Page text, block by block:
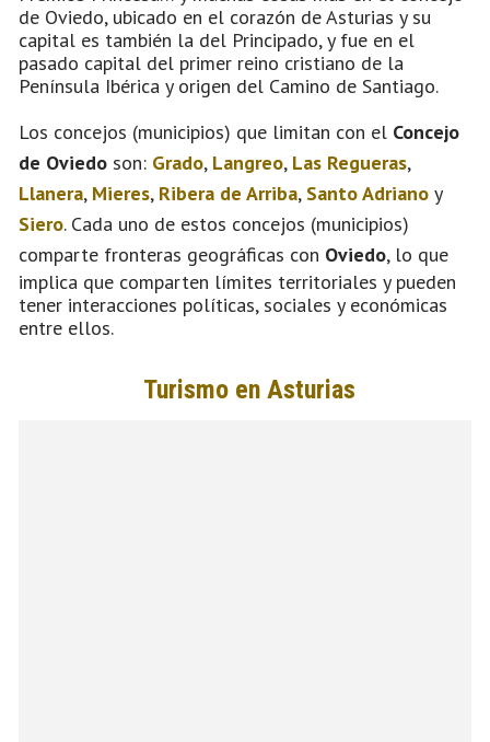
de Oviedo, ubicado en el corazón de Asturias y su
capital es también la del Principado, y fue en el
pasado capital del primer reino cristiano de la
Península Ibérica y origen del Camino de Santiago.
Los concejos (municipios) que limitan con el Concejo
de Oviedo son: Grado, Langreo, Las Regueras,
Llanera, Mieres, Ribera de Arriba, Santo Adriano y
Siero. Cada uno de estos concejos (municipios)
comparte fronteras geográficas con Oviedo, lo que
implica que comparten límites territoriales y pueden
tener interacciones políticas, sociales y económicas
entre ellos.